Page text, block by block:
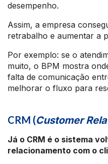
desempenho.
Assim, a empresa
retrabalho e aumentar a
Por exemplo: se o
muito, o BPM mostra
falta de comunicação
melhorar o fluxo para
CRM (Customer
Já o CRM é o sistema
relacionamento com o